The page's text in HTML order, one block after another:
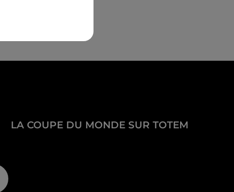
LA COUPE DU MONDE SUR TOTEM